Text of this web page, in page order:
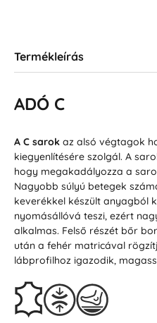
Termékleírás
ADÓ C
A C sarokaz alsó végtagok
kiegyenlítésére szolgál. A
hogy megakadályozza a
Nagyobb súlyú betegek
keverékkel készült anyagból
nyomásállóvá teszi, ezért
alkalmas. Felső részét bőr
után a fehér matricával
lábprofilhoz igazodik,